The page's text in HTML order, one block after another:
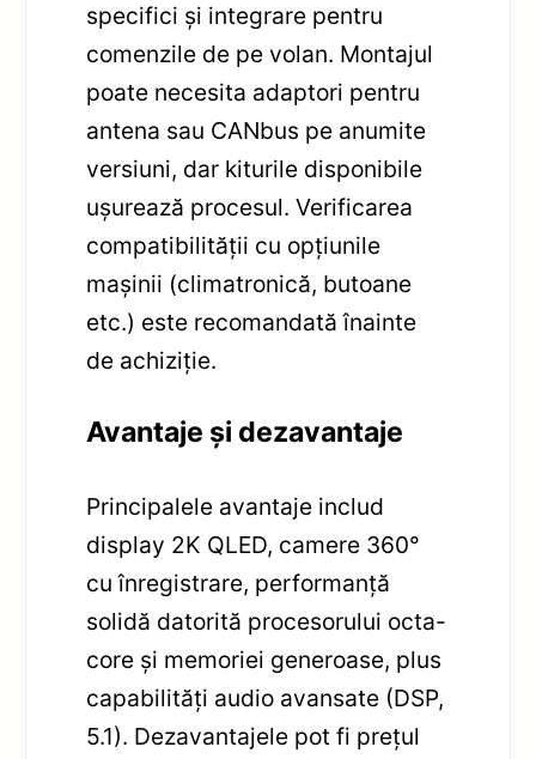
specifici și integrare pentru
comenzile de pe volan. Montajul
poate necesita adaptori pentru
antena sau CANbus pe anumite
versiuni, dar kiturile disponibile
ușurează procesul. Verificarea
compatibilității cu opțiunile
mașinii (climatronică, butoane
etc.) este recomandată înainte
de achiziție.
Avantaje și dezavantaje
Principalele avantaje includ
display 2K QLED, camere 360°
cu înregistrare, performanță
solidă datorită procesorului octa-
core și memoriei generoase, plus
capabilități audio avansate (DSP,
5.1). Dezavantajele pot fi prețul